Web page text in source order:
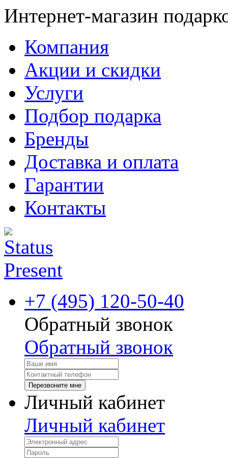
Интернет-магазин
Компания
Акции и скидки
Услуги
Подбор подарка
Бренды
Доставка и оплата
Гарантии
Контакты
+7 (495) 120-50-40
Обратный звонок
Обратный звонок
Перезвоните мне
Личный кабинет
Личный кабинет